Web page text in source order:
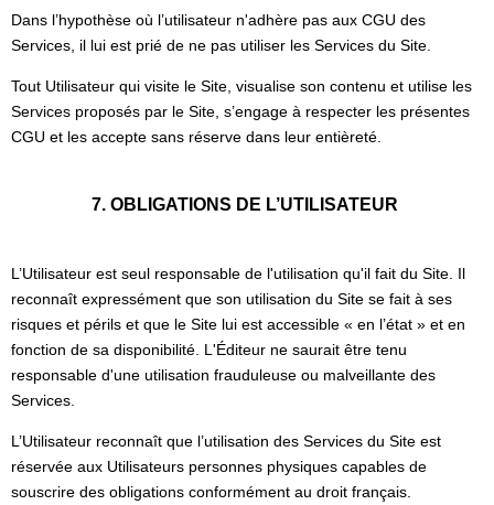
Dans l’hypothèse où l’utilisateur n'adhère pas aux CGU des
Services, il lui est prié de ne pas utiliser les Services du Site.
Tout Utilisateur qui visite le Site, visualise son contenu et utilise les
Services proposés par le Site, s’engage à respecter les présentes
CGU et les accepte sans réserve dans leur entièreté.
7. OBLIGATIONS DE L’UTILISATEUR
L’Utilisateur est seul responsable de l'utilisation qu'il fait du Site. Il
reconnaît expressément que son utilisation du Site se fait à ses
risques et périls et que le Site lui est accessible « en l’état » et en
fonction de sa disponibilité. L'Éditeur ne saurait être tenu
responsable d'une utilisation frauduleuse ou malveillante des
Services.
L’Utilisateur reconnaît que l’utilisation des Services du Site est
réservée aux Utilisateurs personnes physiques capables de
souscrire des obligations conformément au droit français.